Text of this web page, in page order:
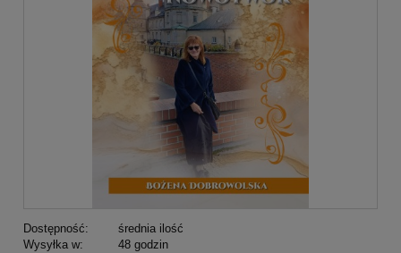
Dostępność:
średnia ilość
Wysyłka w:
48 godzin